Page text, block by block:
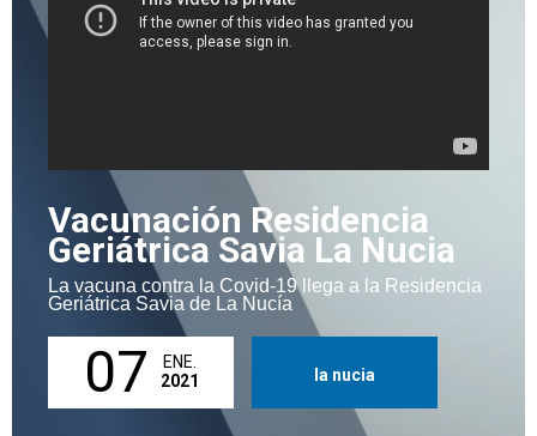
Vacunación Residencia
Geriátrica Savia La Nucia
La vacuna contra la Covid-19 llega a la Residencia
Geriátrica Savia de La Nucía
07
ENE.
2021
la nucia